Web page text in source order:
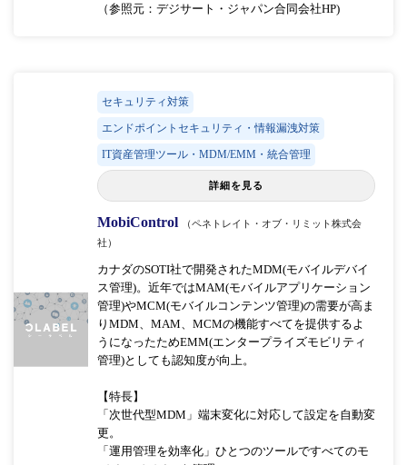
（参照元：デジサート・ジャパン合同会社HP)
セキュリティ対策
エンドポイントセキュリティ・情報漏洩対策
IT資産管理ツール・MDM/EMM・統合管理
詳細を見る
MobiControl
（ペネトレイト・オブ・リミット株式会
社）
カナダのSOTI社で開発されたMDM(モバイルデバイ
ス管理)。近年ではMAM(モバイルアプリケーション
管理)やMCM(モバイルコンテンツ管理)の需要が高ま
りMDM、MAM、MCMの機能すべてを提供するよ
うになったためEMM(エンタープライズモビリティ
管理)としても認知度が向上。
【特長】
「次世代型MDM」端末変化に対応して設定を自動変
更。
「運用管理を効率化」ひとつのツールですべてのモ